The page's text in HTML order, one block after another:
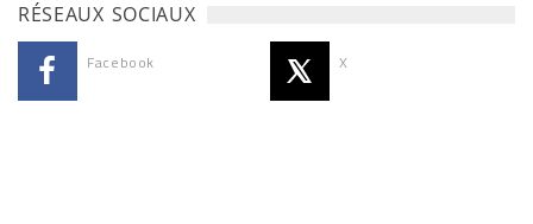
RÉSEAUX SOCIAUX
Facebook X